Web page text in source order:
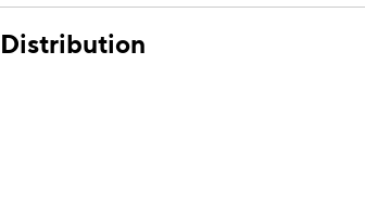
Distribution